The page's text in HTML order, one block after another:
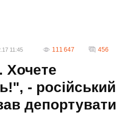
11:45 111 647 456
Хочете
- російський
депортувати